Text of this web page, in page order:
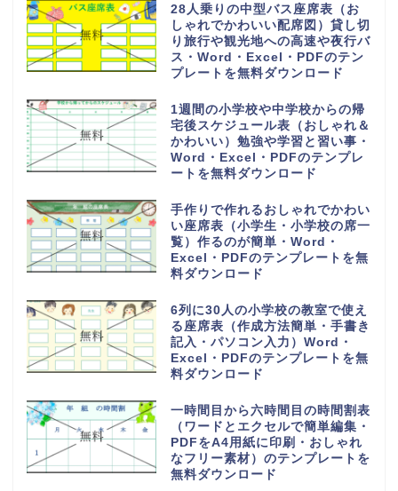
28人乗りの中型バス座席表（お
しゃれでかわいい配席図）貸し切
り旅行や観光地への高速や夜行バ
ス・Word・Excel・PDFのテン
プレートを無料ダウンロード
1週間の小学校や中学校からの帰
宅後スケジュール表（おしゃれ＆
かわいい）勉強や学習と習い事・
Word・Excel・PDFのテンプレ
ートを無料ダウンロード
手作りで作れるおしゃれでかわい
い座席表（小学生・小学校の席一
覧）作るのが簡単・Word・
Excel・PDFのテンプレートを無
料ダウンロード
6列に30人の小学校の教室で使え
る座席表（作成方法簡単・手書き
記入・パソコン入力）Word・
Excel・PDFのテンプレートを無
料ダウンロード
一時間目から六時間目の時間割表
（ワードとエクセルで簡単編集・
PDFをA4用紙に印刷・おしゃれ
なフリー素材）のテンプレートを
無料ダウンロード